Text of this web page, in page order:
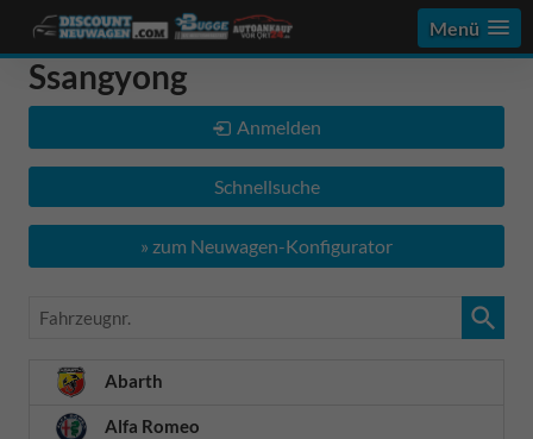
Menü
Ssangyong
Anmelden
Schnellsuche
» zum Neuwagen-Konfigurator
Fahrzeugnr.
Abarth
Alfa Romeo